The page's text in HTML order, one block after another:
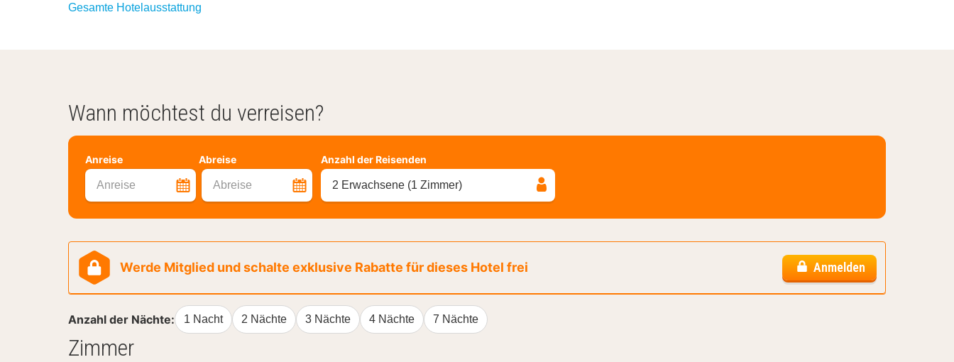
Gesamte Hotelausstattung
Wann möchtest du verreisen?
Anreise Abreise
Anreise Abreise
Anzahl der Reisenden
2 Erwachsene (1 Zimmer)
Werde Mitglied und schalte exklusive Rabatte für dieses Hotel frei Anmelden
Anzahl der Nächte: 1 Nacht 2 Nächte 3 Nächte 4 Nächte 7 Nächte
Zimmer